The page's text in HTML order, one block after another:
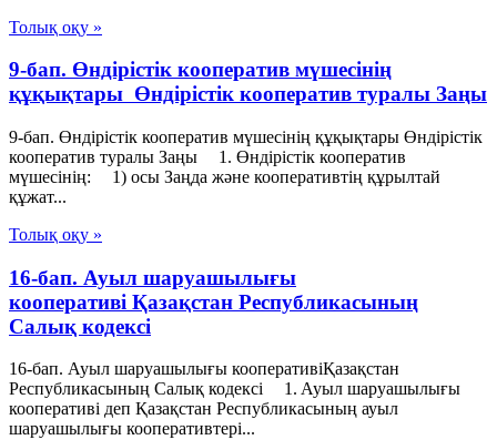
Толық оқу »
9-бап. Өндiрiстiк кооператив мүшесiнiң
құқықтары Өндiрiстiк кооператив туралы Заңы
9-бап. Өндiрiстiк кооператив мүшесiнiң құқықтары Өндiрiстiк
кооператив туралы Заңы 1. Өндiрiстiк кооператив
мүшесiнiң: 1) осы Заңда және кооперативтiң құрылтай
құжат...
Толық оқу »
16-бап. Ауыл шаруашылығы
кооперативі Қазақстан Республикасының
Салық кодексі
16-бап. Ауыл шаруашылығы кооперативіҚазақстан
Республикасының Салық кодексі 1. Ауыл шаруашылығы
кооперативі деп Қазақстан Республикасының ауыл
шаруашылығы кооперативтері...